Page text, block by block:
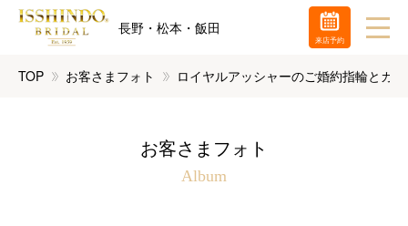
長野・松本・飯田
TOP お客さまフォト ロイヤルアッシャーのご婚約指輪とカ
お客さまフォト
Album
来店予約